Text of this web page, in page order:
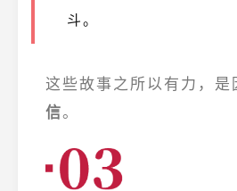
斗。
这些故事之所以有力，是
信。